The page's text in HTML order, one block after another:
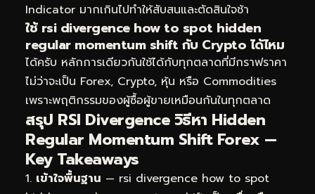
Indicator มากเกินไปทำให้สับสนและตัดสินใจช้า
ใช้ rsi divergence how to spot hidden
regular momentum shift กับ Crypto ได้ไหม
ได้ครับ หลักการเดียวกันใช้ได้กับทุกตลาดที่มีกราฟราคา
ไม่ว่าจะเป็น Forex, Crypto, หุ้น หรือ Commodities
เพราะพฤติกรรมของผู้ซื้อผู้ขายเหมือนกันในทุกตลาด
สรุป RSI Divergence วิธีหา Hidden
Regular Momentum Shift Forex —
Key Takeaways
เข้าใจพื้นฐาน — rsi divergence how to spot